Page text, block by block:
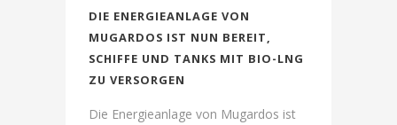
DIE ENERGIEANLAGE VON
MUGARDOS IST NUN BEREIT,
SCHIFFE UND TANKS MIT BIO-LNG
ZU VERSORGEN
Die Energieanlage von Mugardos ist